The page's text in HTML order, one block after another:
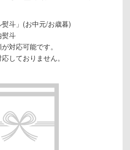
斗」(お中元/お歳暮)
熨斗
対応可能です。
しておりません。